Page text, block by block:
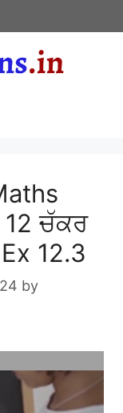
ਚੱਕਰ
12.3
by